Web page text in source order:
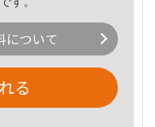
について
る